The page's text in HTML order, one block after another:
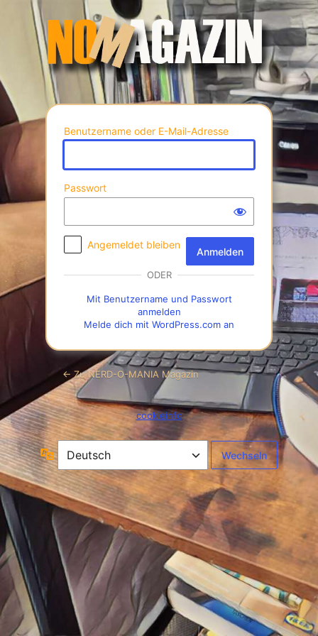
Anmelden
Benutzername oder E-Mail-Adresse
Passwort
Angemeldet bleiben
ODER
Mit Benutzername und Passwort
anmelden
Melde dich mit WordPress.com an
← Zu NERD-O-MANIA Magazin
cookieinfo
Sprache